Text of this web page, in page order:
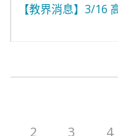
【教界消息】3/16
2 3 4